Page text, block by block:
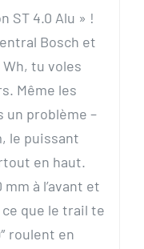
ST 4.0 Alu » !
Bosch et
tu voles
Même les
un problème –
le puissant
en haut.
à l’avant et
ce que le trail te
roulent en